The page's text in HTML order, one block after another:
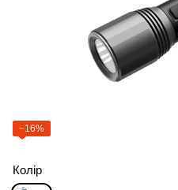
−16%
Колір